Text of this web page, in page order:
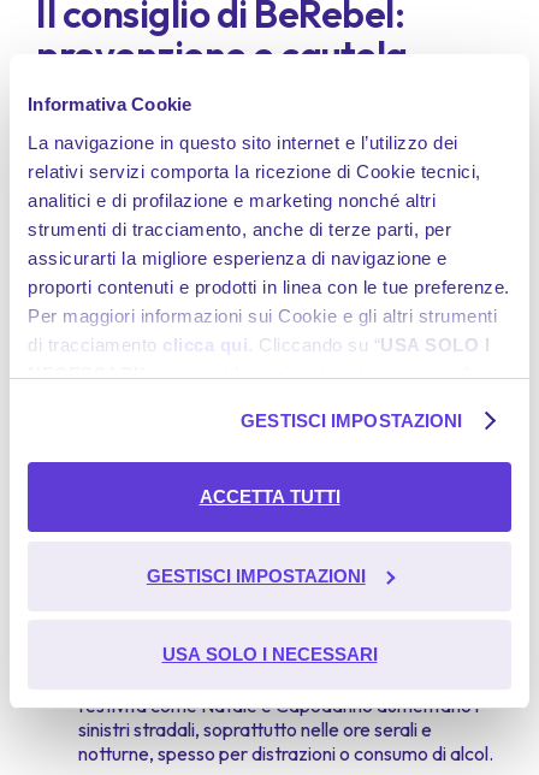
Informativa Cookie
La navigazione in questo sito internet e l’utilizzo dei
relativi servizi comporta la ricezione di Cookie tecnici,
analitici e di profilazione e marketing nonché altri
strumenti di tracciamento, anche di terze parti, per
assicurarti la migliore esperienza di navigazione e
proporti contenuti e prodotti in linea con le tue preferenze.
Per maggiori informazioni sui Cookie e gli altri strumenti
di tracciamento clicca qui . Cliccando su “USA SOLO I
NECESSARI”, prosegui la navigazione in assenza di
tecnici. Se desideri acconsentire al posizionamento e
l’utilizzo di tutti i predetti Cookie e gli altri strumenti di
tracciamento, seleziona “ACCETTA TUTTI
GESTISCI IMPOSTAZIONI”.
informazioni personali da parte di Google:
GESTISCI IMPOSTAZIONI
ACCETTA TUTTI
GESTISCI IMPOSTAZIONI
USA SOLO I NECESSARI
Il consiglio di BeRebel:
prevenzione e cautela
L'analisi dellestatistiche
suggerisce una correlazione evidente tra l'aumento del
traffico durante le festività e il rischio di incidenti stradali.
Le misure di prevenzione, seppur efficaci, richiedono un
impegno costante e una maggiore sensibilizzazione del
pubblico. La sicurezza stradale rimane una priorità
fondamentale, in particolare durante i periodi di alta
mobilità come le festività.
Fai un
preventivo su BeRebel e scegli le garanzie
adatte a te!
Domande Frequenti
(FAQs)
Durante le feste natalizie ci sono più incidenti
festività come Natale e Capodanno aumentano i
sinistri stradali, soprattutto nelle ore serali e
notturne, spesso per distrazioni o consumo di alcol.